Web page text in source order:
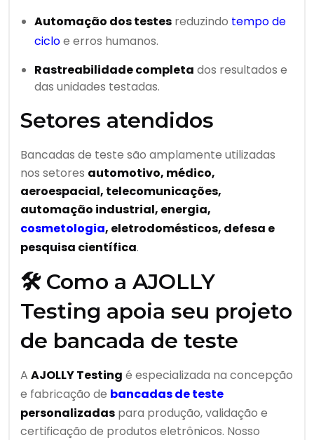
Automação dos testes reduzindo tempo de
cicloe erros humanos.
Rastreabilidade completa dos resultados e
das unidades testadas.
Setores atendidos
Bancadas de teste são amplamente utilizadas
nos setores automotivo, médico,
aeroespacial, telecomunicações,
automação industrial, energia,
cosmetologia, eletrodomésticos, defesa e
pesquisa científica.
🛠️ Como a AJOLLY
Testing apoia seu projeto
de bancada de teste
A AJOLLY Testing é especializada na concepção
e fabricação de bancadas de teste
personalizadas para produção, validação e
certificação de produtos eletrônicos. Nosso